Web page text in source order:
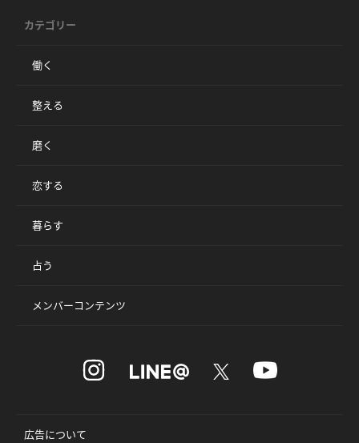
カテゴリー
働く
整える
磨く
恋する
暮らす
占う
メンバーコンテンツ
広告について